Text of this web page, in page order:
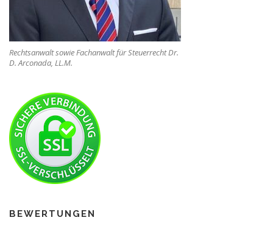
Rechtsanwalt sowie Fachanwalt für Steuerrecht Dr.
D. Arconada, LL.M.
BEWERTUNGEN